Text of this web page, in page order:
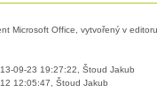
Microsoft Office, vytvořený v
09-23 19:27:22, Štoud Jakub
12:05:47, Štoud Jakub